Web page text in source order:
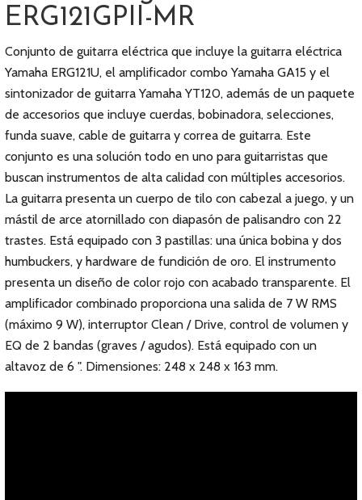
ERG121GPII-MR
Conjunto de guitarra eléctrica que incluye la guitarra eléctrica
Yamaha ERG121U, el amplificador combo Yamaha GA15 y el
sintonizador de guitarra Yamaha YT120, además de un paquete
de accesorios que incluye cuerdas, bobinadora, selecciones,
funda suave, cable de guitarra y correa de guitarra. Este
conjunto es una solución todo en uno para guitarristas que
buscan instrumentos de alta calidad con múltiples accesorios.
La guitarra presenta un cuerpo de tilo con cabezal a juego, y un
mástil de arce atornillado con diapasón de palisandro con 22
trastes. Está equipado con 3 pastillas: una única bobina y dos
humbuckers, y hardware de fundición de oro. El instrumento
presenta un diseño de color rojo con acabado transparente. El
amplificador combinado proporciona una salida de 7 W RMS
(máximo 9 W), interruptor Clean / Drive, control de volumen y
EQ de 2 bandas (graves / agudos). Está equipado con un
altavoz de 6 ". Dimensiones: 248 x 248 x 163 mm.